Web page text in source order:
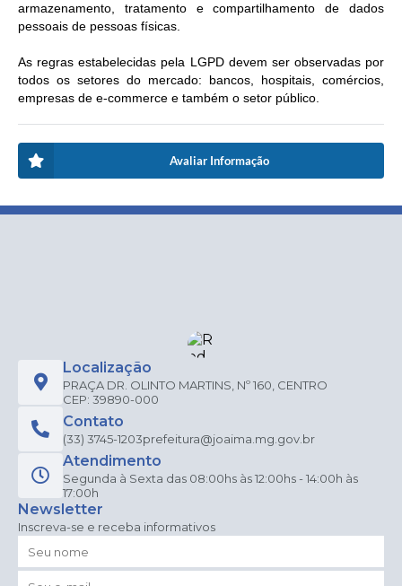
armazenamento, tratamento e compartilhamento de dados
pessoais de pessoas físicas.
As regras estabelecidas pela LGPD devem ser observadas por
todos os setores do mercado: bancos, hospitais, comércios,
empresas de e-commerce e também o setor público.
Avaliar Informação
Localização
PRAÇA DR. OLINTO MARTINS, Nº 160, CENTRO
CEP: 39890-000
Contato
(33) 3745-1203prefeitura@joaima.mg.gov.br
Atendimento
Segunda à Sexta das 08:00hs às 12:00hs - 14:00h às
17:00h
Newsletter
Inscreva-se e receba informativos